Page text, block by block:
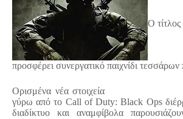
Ο
προσφέρει συνεργατικό παιχνίδι τεσσάρων
Ορισμένα νέα στοιχεία
γύρω από το Call of Duty: Black Ops
διαδίκτυο και αναμφίβολα